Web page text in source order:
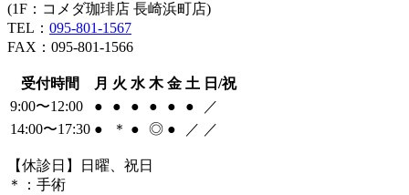
(1F：コメダ珈琲店 長崎浜町店)
TEL： 095-801-1567
FAX：095-801-1566
受付時間 月 火 水 木 金 土 日/祝
9:00〜12:00
● ● ● ● ● ●
／
14:00〜17:30 ● ＊ ● ◎ ● ／ ／
【休診日】日曜、祝日
＊
：手術